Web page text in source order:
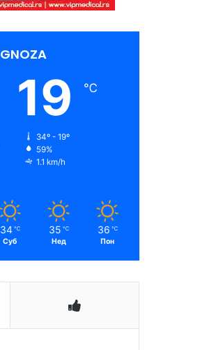
19 ℃
34º - 19º
59%
1.1 km/h
34 ℃
Суб
35 ℃
Нед
36 ℃
Пон